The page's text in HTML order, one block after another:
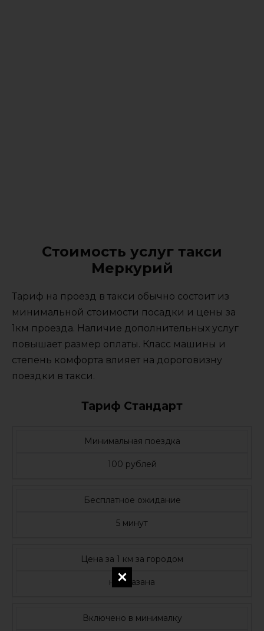
Стоимость услуг такси
Меркурий
Тариф на проезд в такси обычно состоит из
минимальной стоимости посадки и цены за
1км проезда. Наличие дополнительных услуг
повышает размер оплаты. Класс машины и
степень комфорта влияет на дороговизну
поездки в такси.
Тариф Стандарт
Минимальная поездка
100 рублей
Бесплатное ожидание
5 минут
Цена за 1 км за городом
не указана
Включено в минималку